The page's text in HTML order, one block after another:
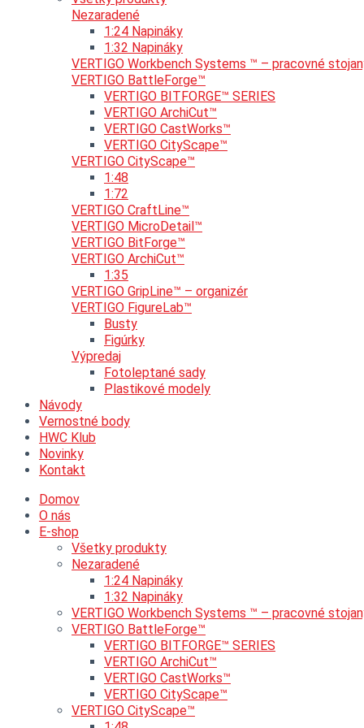
Nezaradené
1:24 Napináky
1:32 Napináky
VERTIGO Workbench Systems ™ – pracovné
VERTIGO BattleForge™
VERTIGO BITFORGE™ SERIES
VERTIGO ArchiCut™
VERTIGO CastWorks™
VERTIGO CityScape™
VERTIGO CityScape™
1:48
1:72
VERTIGO CraftLine™
VERTIGO MicroDetail™
VERTIGO BitForge™
VERTIGO ArchiCut™
1:35
VERTIGO GripLine™ – organizér
VERTIGO FigureLab™
Busty
Figúrky
Výpredaj
Fotoleptané sady
Plastikové modely
Návody
Vernostné body
HWC Klub
Novinky
Domov
O nás
E-shop
Všetky produkty
Nezaradené
1:24 Napináky
1:32 Napináky
VERTIGO Workbench Systems ™ – pracovné
VERTIGO BattleForge™
VERTIGO BITFORGE™ SERIES
VERTIGO ArchiCut™
VERTIGO CastWorks™
VERTIGO CityScape™
VERTIGO CityScape™